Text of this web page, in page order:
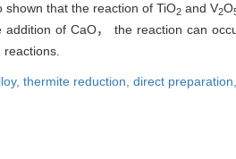
shown that the reaction of TiO2 and V2O
addition of CaO， the reaction can
reactions.
thermite reduction, direct